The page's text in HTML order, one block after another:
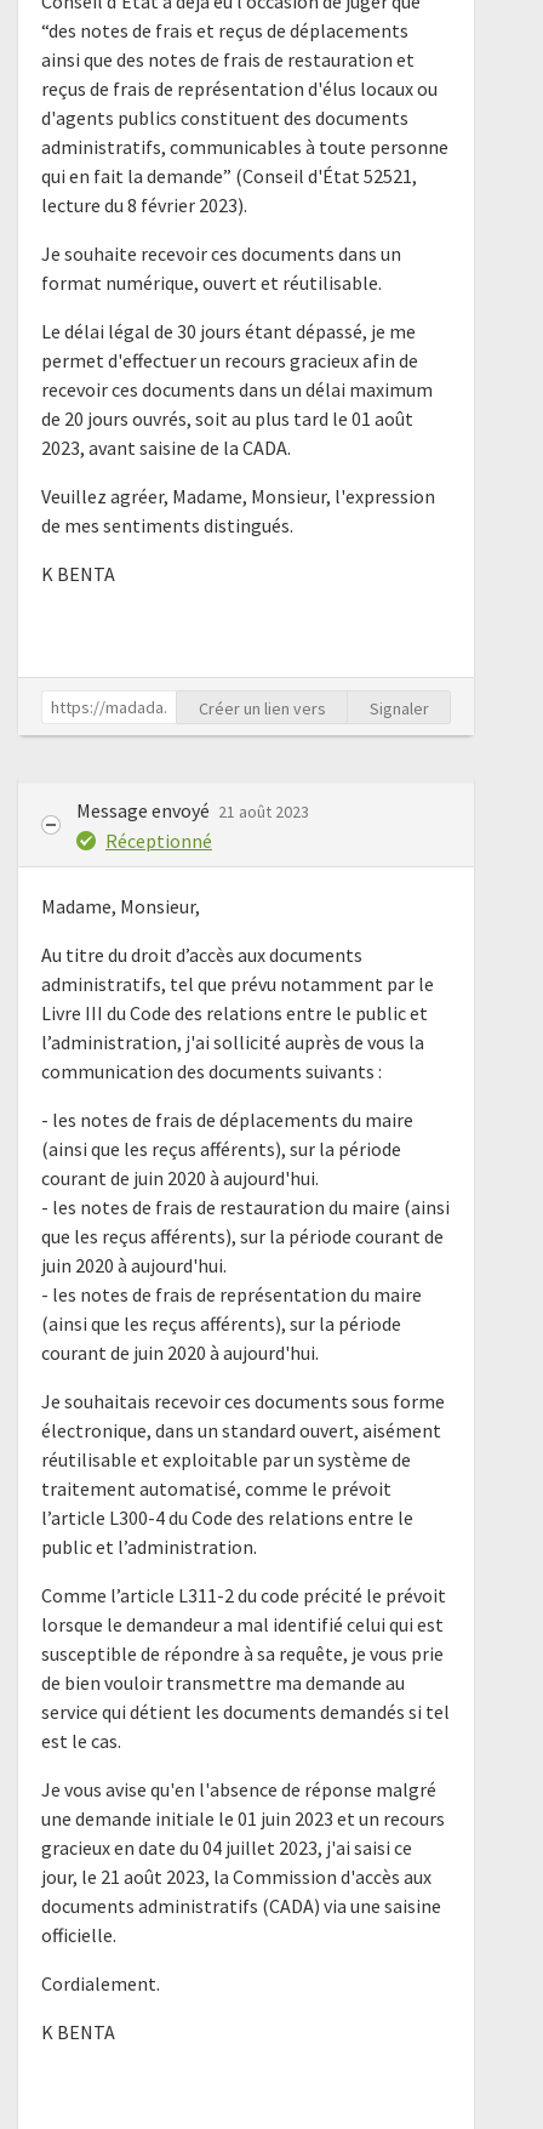
“des notes de frais et reçus de déplacements
ainsi que des notes de frais de restauration et
reçus de frais de représentation d'élus locaux ou
d'agents publics constituent des documents
administratifs, communicables à toute personne
qui en fait la demande” (Conseil d'État 52521,
lecture du 8 février 2023).
Je souhaite recevoir ces documents dans un
format numérique, ouvert et réutilisable.
Le délai légal de 30 jours étant dépassé, je me
permet d'effectuer un recours gracieux afin de
recevoir ces documents dans un délai maximum
de 20 jours ouvrés, soit au plus tard le 01 août
2023, avant saisine de la CADA.
Veuillez agréer, Madame, Monsieur, l'expression
de mes sentiments distingués.
K BENTA
Créer un lien vers Signaler
Message envoyé 21 août 2023
Réceptionné
Madame, Monsieur,
Au titre du droit d’accès aux documents
administratifs, tel que prévu notamment par le
Livre III du Code des relations entre le public et
l’administration, j'ai sollicité auprès de vous la
communication des documents suivants :
- les notes de frais de déplacements du maire
(ainsi que les reçus afférents), sur la période
courant de juin 2020 à aujourd'hui.
- les notes de frais de restauration du maire (ainsi
que les reçus afférents), sur la période courant de
juin 2020 à aujourd'hui.
- les notes de frais de représentation du maire
(ainsi que les reçus afférents), sur la période
courant de juin 2020 à aujourd'hui.
Je souhaitais recevoir ces documents sous forme
électronique, dans un standard ouvert, aisément
réutilisable et exploitable par un système de
traitement automatisé, comme le prévoit
l’article L300-4 du Code des relations entre le
public et l’administration.
Comme l’article L311-2 du code précité le prévoit
lorsque le demandeur a mal identifié celui qui est
susceptible de répondre à sa requête, je vous prie
de bien vouloir transmettre ma demande au
service qui détient les documents demandés si tel
est le cas.
Je vous avise qu'en l'absence de réponse malgré
une demande initiale le 01 juin 2023 et un recours
gracieux en date du 04 juillet 2023, j'ai saisi ce
jour, le 21 août 2023, la Commission d'accès aux
documents administratifs (CADA) via une saisine
officielle.
Cordialement.
K BENTA